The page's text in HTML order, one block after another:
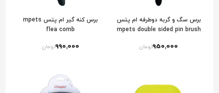
برس سگ و گربه دوطرفه ام پتس
mpets double sided pin brush
950٬000تومان
برس کنه گیر ام پتس mpets
flea comb
990٬000تومان